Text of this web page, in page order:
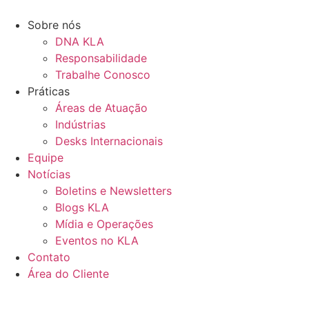
para
conteúdo
Sobre nós
DNA KLA
Responsabilidade
Trabalhe Conosco
Práticas
Áreas de Atuação
Indústrias
Desks Internacionais
Equipe
Notícias
Boletins e Newsletters
Blogs KLA
Mídia e Operações
Eventos no KLA
Contato
Área do Cliente